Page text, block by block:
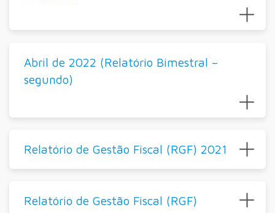
Abril de 2022 (Relatório Bimestral –
segundo)
Relatório de Gestão Fiscal (RGF) 2021
Relatório de Gestão Fiscal (RGF)